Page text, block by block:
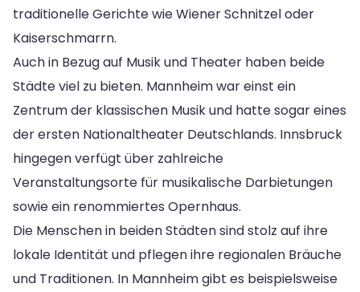
traditionelle Gerichte wie Wiener Schnitzel oder
Kaiserschmarrn.
Auch in Bezug auf Musik und Theater haben beide
Städte viel zu bieten. Mannheim war einst ein
Zentrum der klassischen Musik und hatte sogar eines
der ersten Nationaltheater Deutschlands. Innsbruck
hingegen verfügt über zahlreiche
Veranstaltungsorte für musikalische Darbietungen
sowie ein renommiertes Opernhaus.
Die Menschen in beiden Städten sind stolz auf ihre
lokale Identität und pflegen ihre regionalen Bräuche
und Traditionen. In Mannheim gibt es beispielsweise